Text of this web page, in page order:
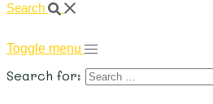
Search
Toggle menu
Search for: